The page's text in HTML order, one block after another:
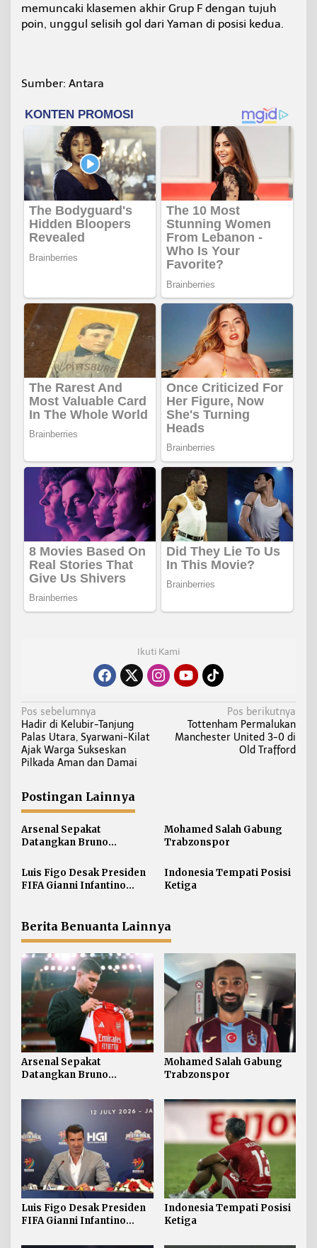
memuncaki klasemen akhir Grup F dengan tujuh
poin, unggul selisih gol dari Yaman di posisi kedua.
Sumber: Antara
Ikuti Kami
N
a
v
i
a
s
i
p
o
s
Pos sebelumnya
Hadir di Kelubir-Tanjung
Palas Utara, Syarwani-Kilat
Ajak Warga Sukseskan
Pilkada Aman dan Damai
Pos berikutnya
Tottenham Permalukan
Manchester United 3-0 di
Old Trafford
Postingan Lainnya
Arsenal Sepakat
Datangkan Bruno
Mohamed Salah Gabung
Trabzonspor
Luis Figo Desak Presiden
FIFA Gianni Infantino
Indonesia Tempati Posisi
Ketiga
Berita Benuanta Lainnya
Arsenal Sepakat
Datangkan Bruno
Mohamed Salah Gabung
Trabzonspor
Luis Figo Desak Presiden
FIFA Gianni Infantino
Indonesia Tempati Posisi
Ketiga